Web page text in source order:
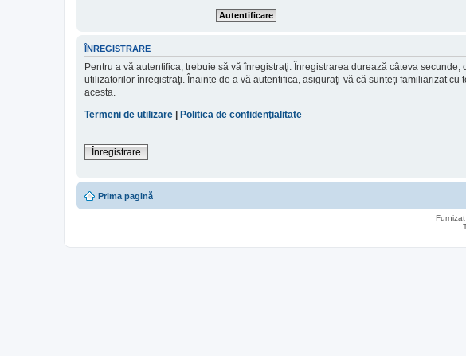
ÎNREGISTRARE
Pentru a vă autentifica, trebuie să vă înregistraţi. Înregistrarea durează câteva
utilizatorilor înregistraţi. Înainte de a vă autentifica, asiguraţi-vă că sunteţi familiarizat
acesta.
Termeni de utilizare
Politica de confidenţialitate
Înregistrare
Prima pagină